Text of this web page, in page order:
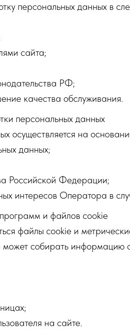
персональных данных в
сайта;
РФ;
качества обслуживания.
персональных данных
осуществляется на
данных;
Российской Федерации;
интересов Оператора в
и файлов cookie
файлы cookie и
собирать информацию о
на сайте.